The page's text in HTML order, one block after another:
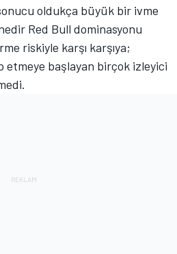
oldukça büyük bir ivme
Red Bull dominasyonu
riskiyle karşı karşıya;
etmeye başlayan birçok izleyici